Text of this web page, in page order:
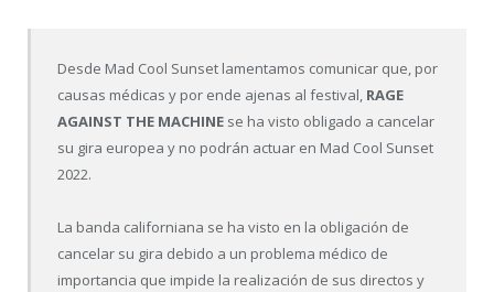
Desde Mad Cool Sunset lamentamos comunicar que, por
causas médicas y por ende ajenas al festival, RAGE
AGAINST THE MACHINE se ha visto obligado a cancelar
su gira europea y no podrán actuar en Mad Cool Sunset
2022.
La banda californiana se ha visto en la obligación de
cancelar su gira debido a un problema médico de
importancia que impide la realización de sus directos y